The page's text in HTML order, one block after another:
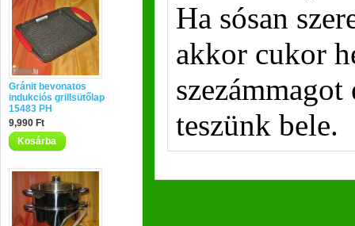
Gránit bevonatos
indukciós grillsütőlap
15483 PH
9,990 Ft
Kosárba
Ha sósan
akkor cukor
szezámmagot
teszünk bele.